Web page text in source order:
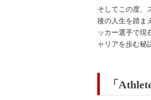
そしてこの度、
後の人生を踏ま
ッカー選手で現
ャリアを歩む秘
「